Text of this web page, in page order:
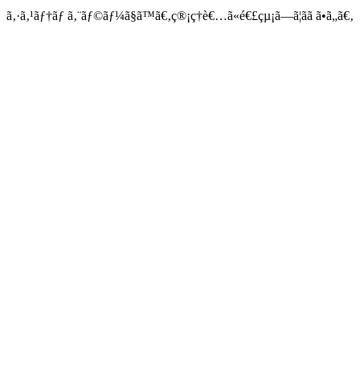
ã‚·ã‚¹ãƒ†ãƒ ã‚¨ãƒ©ãƒ¼ã§ã™ã€‚ç®¡ç†è€…ã«é€£çµ¡ã—ã¦ãã ã•ã„ã€‚